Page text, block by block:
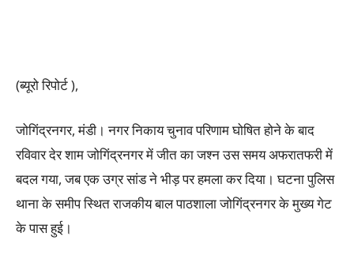
(ब्यूरो रिपोर्ट ),
जोगिंद्रनगर, मंडी। नगर निकाय चुनाव परिणाम घोषित होने के बाद
रविवार देर शाम जोगिंद्रनगर में जीत का जश्न उस समय अफरातफरी में
बदल गया, जब एक उग्र सांड ने भीड़ पर हमला कर दिया। घटना पुलिस
थाना के समीप स्थित राजकीय बाल पाठशाला जोगिंद्रनगर के मुख्य गेट
के पास हुई।